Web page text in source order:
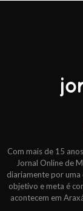
Com mais de 15
Jornal Online de
diariamente por uma
objetivo e meta é
acontecem em